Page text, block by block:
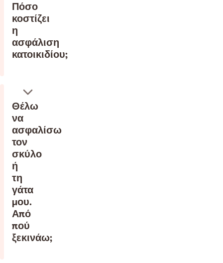
Πόσο
κοστίζει
η
ασφάλιση
κατοικιδίου;
Θέλω
να
ασφαλίσω
τον
σκύλο
ή
τη
γάτα
μου.
Από
πού
ξεκινάω;